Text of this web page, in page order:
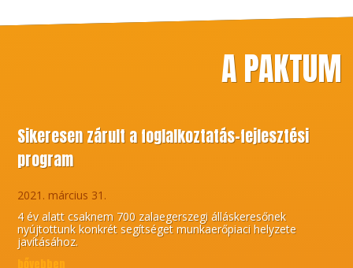
A PAKTUM
Sikeresen zárult a foglalkoztatás-fejlesztési
program
2021. március 31.
4 év alatt csaknem 700 zalaegerszegi álláskeresőnek
nyújtottunk konkrét segítséget munkaerőpiaci helyzete
javításához.